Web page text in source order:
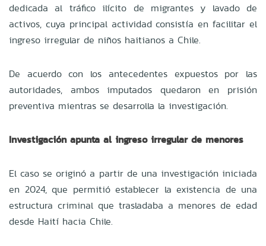
dedicada al tráfico ilícito de migrantes y lavado de
activos, cuya principal actividad consistía en facilitar el
ingreso irregular de niños haitianos a Chile.
De acuerdo con los antecedentes expuestos por las
autoridades, ambos imputados quedaron en prisión
preventiva mientras se desarrolla la investigación.
Investigación apunta al ingreso irregular de menores
El caso se originó a partir de una investigación iniciada
en 2024, que permitió establecer la existencia de una
estructura criminal que trasladaba a menores de edad
desde Haití hacia Chile.